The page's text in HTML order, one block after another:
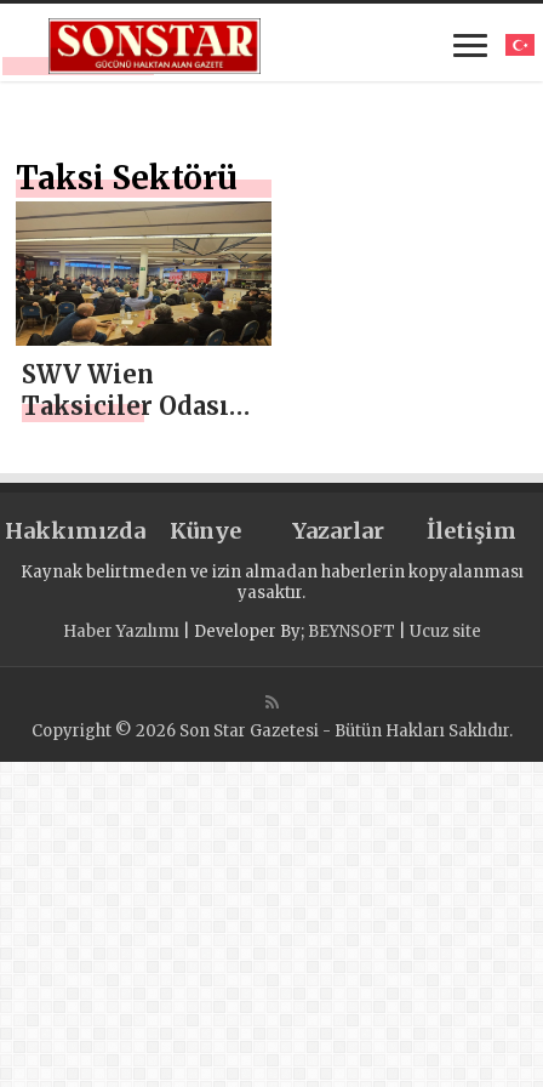
Taksi Sektörü
SWV Wien
Taksiciler Odası
Serhat Şen, Taksi
işverenleriyle Bir
araya Geldi
Hakkımızda Künye Yazarlar İletişim
Kaynak belirtmeden ve izin almadan haberlerin kopyalanması
yasaktır.
Haber Yazılımı| Developer By; BEYNSOFT Ucuz site
Copyright © 2026 Son Star Gazetesi - Bütün Hakları Saklıdır.